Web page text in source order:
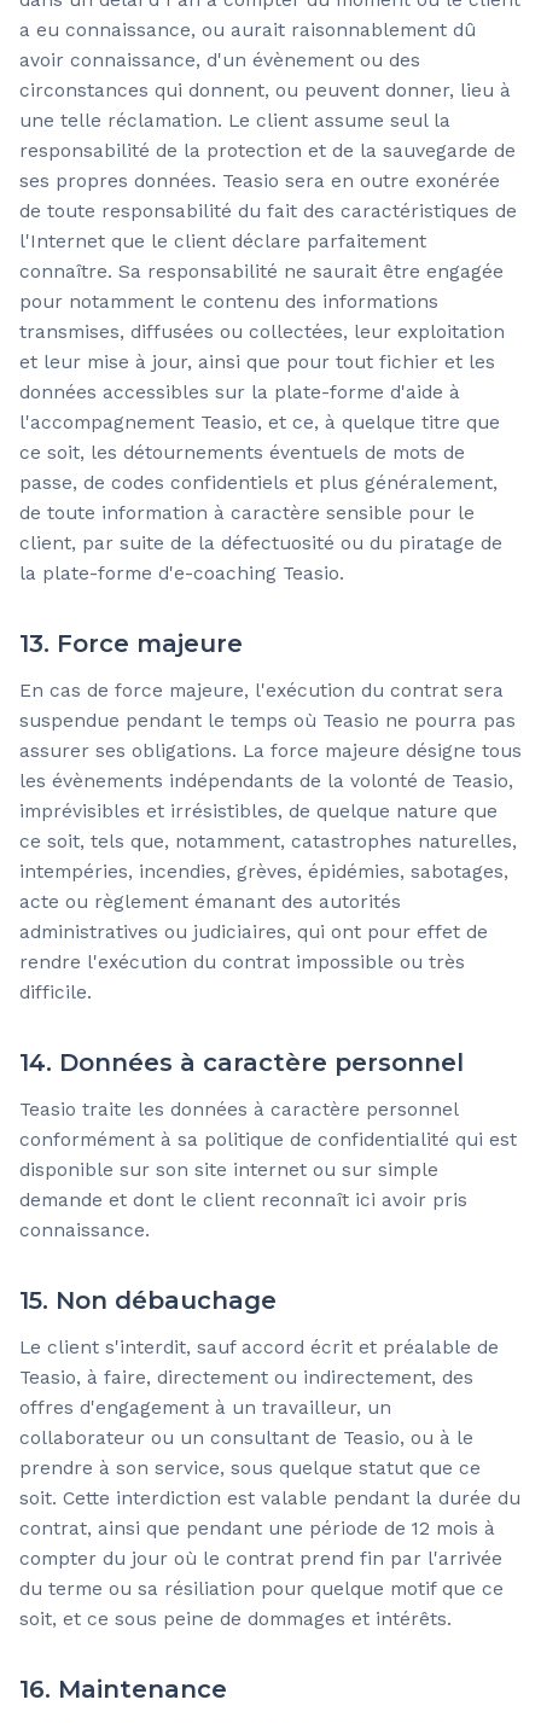
a eu connaissance, ou aurait raisonnablement dû
avoir connaissance, d'un évènement ou des
circonstances qui donnent, ou peuvent donner, lieu à
une telle réclamation. Le client assume seul la
responsabilité de la protection et de la sauvegarde de
ses propres données. Teasio sera en outre exonérée
de toute responsabilité du fait des caractéristiques de
l'Internet que le client déclare parfaitement
connaître. Sa responsabilité ne saurait être engagée
pour notamment le contenu des informations
transmises, diffusées ou collectées, leur exploitation
et leur mise à jour, ainsi que pour tout fichier et les
données accessibles sur la plate-forme d'aide à
l'accompagnement Teasio, et ce, à quelque titre que
ce soit, les détournements éventuels de mots de
passe, de codes confidentiels et plus généralement,
de toute information à caractère sensible pour le
client, par suite de la défectuosité ou du piratage de
la plate-forme d'e-coaching Teasio.
13. Force majeure
En cas de force majeure, l'exécution du contrat sera
suspendue pendant le temps où Teasio ne pourra pas
assurer ses obligations. La force majeure désigne tous
les évènements indépendants de la volonté de Teasio,
imprévisibles et irrésistibles, de quelque nature que
ce soit, tels que, notamment, catastrophes naturelles,
intempéries, incendies, grèves, épidémies, sabotages,
acte ou règlement émanant des autorités
administratives ou judiciaires, qui ont pour effet de
rendre l'exécution du contrat impossible ou très
difficile.
14. Données à caractère personnel
Teasio traite les données à caractère personnel
conformément à sa politique de confidentialité qui est
disponible sur son site internet ou sur simple
demande et dont le client reconnaît ici avoir pris
connaissance.
15. Non débauchage
Le client s'interdit, sauf accord écrit et préalable de
Teasio, à faire, directement ou indirectement, des
offres d'engagement à un travailleur, un
collaborateur ou un consultant de Teasio, ou à le
prendre à son service, sous quelque statut que ce
soit. Cette interdiction est valable pendant la durée du
contrat, ainsi que pendant une période de 12 mois à
compter du jour où le contrat prend fin par l'arrivée
du terme ou sa résiliation pour quelque motif que ce
soit, et ce sous peine de dommages et intérêts.
16. Maintenance